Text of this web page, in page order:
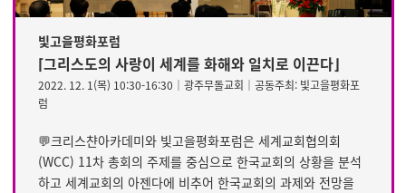
빛고을평화포럼
⌈그리스도의 사랑이 세계를 화해와 일치로 이끈다⌋
2022. 12. 1(목) 10:30-16:30│광주무돌교회│공동주최: 빛고을평화포
럼
💬크리스챤아카데미와 빛고을평화포럼은 세계교회협의회
(WCC) 11차 총회의 주제를 중심으로 한국교회의 상황을 분석
하고 세계교회의 아젠다에 비추어 한국교회의 과제와 전망을